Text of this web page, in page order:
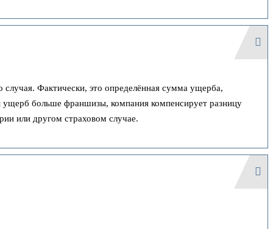
Фактически, это определённая сумма ущерба,
больше франшизы, компания компенсирует разницу
или другом страховом случае.